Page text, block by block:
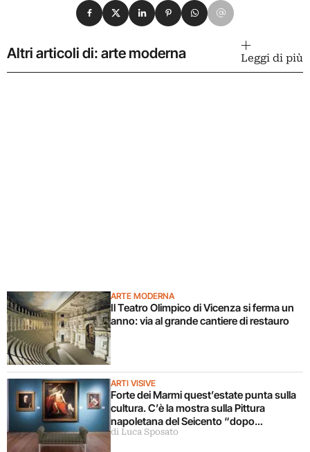
Condividi su Facebook
Condividi su X
Condividi su LinkedIn
Condividi su Pinterest
Condividi su WhatsApp
Condividi su Email
Altri articoli di: arte moderna Leggi di più
ARTE MODERNA
Il Teatro Olimpico di Vicenza si ferma un
anno: via al grande cantiere di restauro
ARTI VISIVE
Forte dei Marmi quest’estate punta sulla
cultura. C’è la mostra sulla Pittura
napoletana del Seicento “dopo
Caravaggio”
di Luca Sposato